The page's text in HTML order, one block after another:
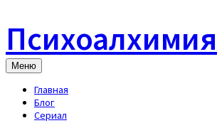
content
Психоалхимия
Меню
Главная
Блог
Сериал